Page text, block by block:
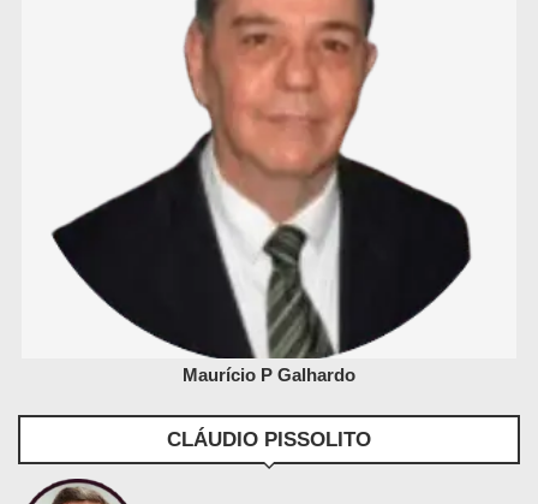
Maurício P Galhardo
CLÁUDIO PISSOLITO